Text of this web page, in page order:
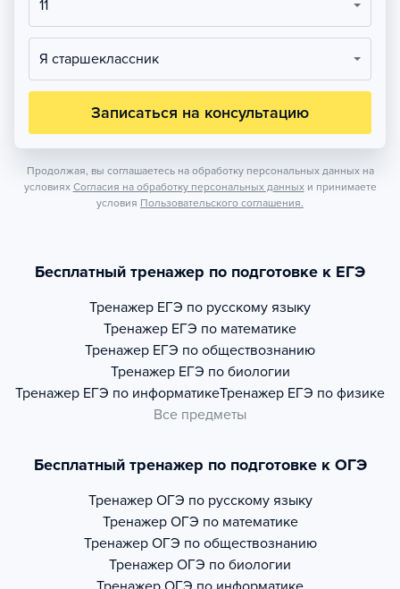
11
Я старшеклассник
Записаться на консультацию
Продолжая, вы соглашаетесь на обработку персональных данных на
условиях Согласия на обработку персональных данных и принимаете
условия Пользовательского соглашения.
Бесплатный тренажер по подготовке к ЕГЭ
Тренажер ЕГЭ по русскому языку
Тренажер ЕГЭ по математике
Тренажер ЕГЭ по обществознанию
Тренажер ЕГЭ по биологии
Тренажер ЕГЭ по информатикеТренажер ЕГЭ по физике
Все предметы
Бесплатный тренажер по подготовке к ОГЭ
Тренажер ОГЭ по русскому языку
Тренажер ОГЭ по математике
Тренажер ОГЭ по обществознанию
Тренажер ОГЭ по биологии